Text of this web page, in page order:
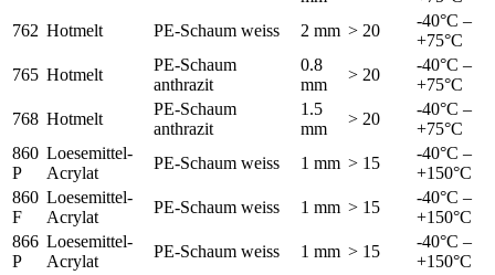
762 Hotmelt PE-Schaum weiss 2 mm > 20
-40°C –
+75°C
765 Hotmelt
PE-Schaum
anthrazit
0.8
mm
> 20
-40°C –
+75°C
768 Hotmelt
PE-Schaum
anthrazit
1.5
mm
> 20
-40°C –
+75°C
860
P
Loesemittel-
Acrylat
PE-Schaum weiss 1 mm > 15
-40°C –
+150°C
860
F
Loesemittel-
Acrylat
PE-Schaum weiss 1 mm > 15
-40°C –
+150°C
866
P
Loesemittel-
Acrylat
PE-Schaum weiss 1 mm > 15
-40°C –
+150°C